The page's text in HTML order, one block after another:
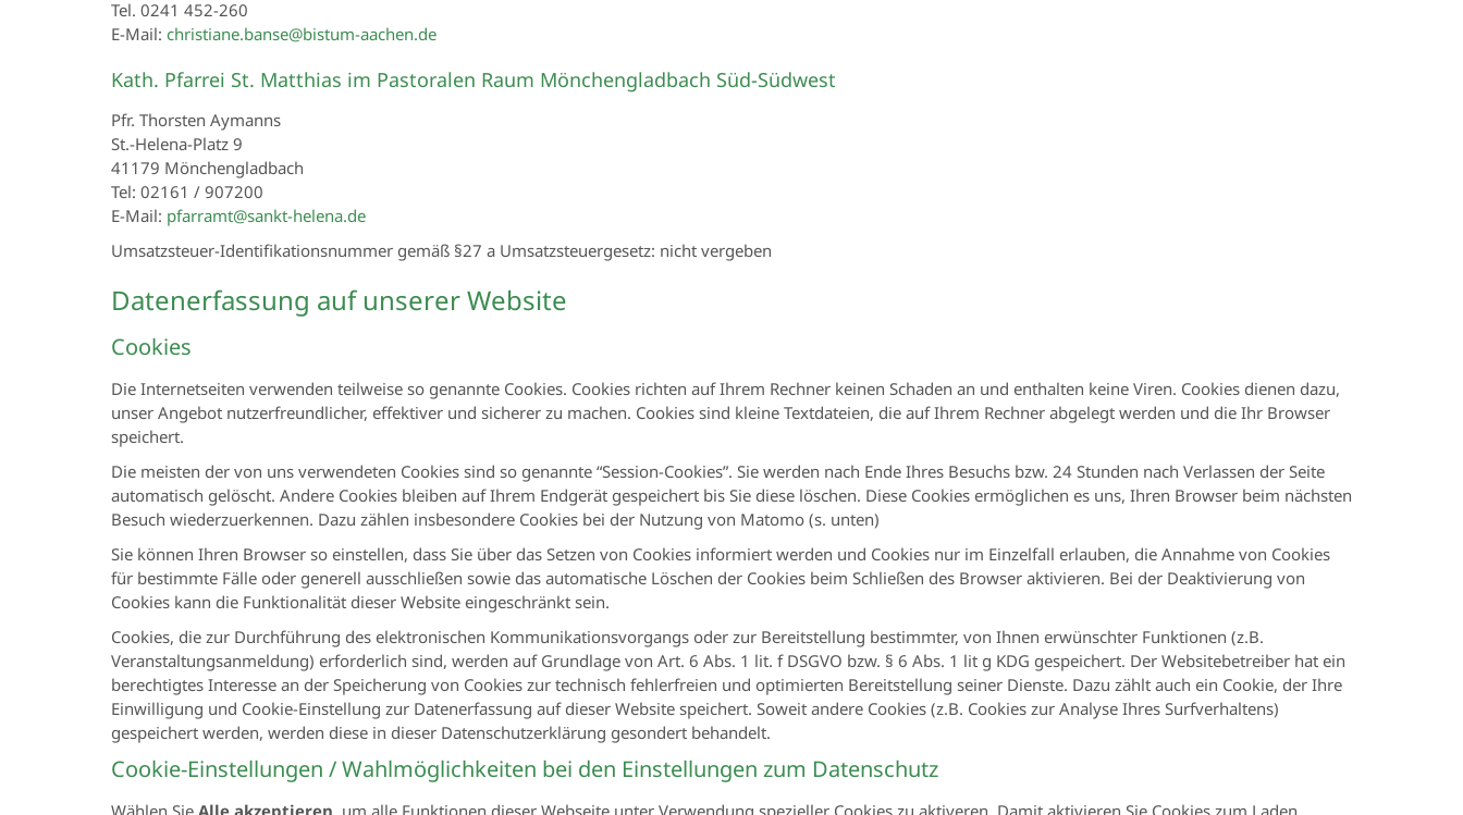
Tel. 0241 452-260
E-Mail: christiane.banse@bistum-aachen.de
Kath. Pfarrei St. Matthias im Pastoralen Raum Mönchengladbach Süd-Südwest
Pfr. Thorsten Aymanns
St.-Helena-Platz 9
41179 Mönchengladbach
Tel: 02161 / 907200
E-Mail: pfarramt@sankt-helena.de
Umsatzsteuer-Identifikationsnummer gemäß §27 a Umsatzsteuergesetz: nicht vergeben
Datenerfassung auf unserer Website
Cookies
Die Internetseiten verwenden teilweise so genannte Cookies. Cookies richten auf Ihrem Rechner keinen Schaden an und enthalten keine Viren. Cookies dienen dazu,
unser Angebot nutzerfreundlicher, effektiver und sicherer zu machen. Cookies sind kleine Textdateien, die auf Ihrem Rechner abgelegt werden und die Ihr Browser
speichert.
Die meisten der von uns verwendeten Cookies sind so genannte “Session-Cookies”. Sie werden nach Ende Ihres Besuchs bzw. 24 Stunden nach Verlassen der Seite
automatisch gelöscht. Andere Cookies bleiben auf Ihrem Endgerät gespeichert bis Sie diese löschen. Diese Cookies ermöglichen es uns, Ihren Browser beim nächsten
Besuch wiederzuerkennen. Dazu zählen insbesondere Cookies bei der Nutzung von Matomo (s. unten)
Sie können Ihren Browser so einstellen, dass Sie über das Setzen von Cookies informiert werden und Cookies nur im Einzelfall erlauben, die Annahme von Cookies
für bestimmte Fälle oder generell ausschließen sowie das automatische Löschen der Cookies beim Schließen des Browser aktivieren. Bei der Deaktivierung von
Cookies kann die Funktionalität dieser Website eingeschränkt sein.
Cookies, die zur Durchführung des elektronischen Kommunikationsvorgangs oder zur Bereitstellung bestimmter, von Ihnen erwünschter Funktionen (z.B.
Veranstaltungsanmeldung) erforderlich sind, werden auf Grundlage von Art. 6 Abs. 1 lit. f DSGVO bzw. § 6 Abs. 1 lit g KDG gespeichert. Der Websitebetreiber hat ein
berechtigtes Interesse an der Speicherung von Cookies zur technisch fehlerfreien und optimierten Bereitstellung seiner Dienste. Dazu zählt auch ein Cookie, der Ihre
Einwilligung und Cookie-Einstellung zur Datenerfassung auf dieser Website speichert. Soweit andere Cookies (z.B. Cookies zur Analyse Ihres Surfverhaltens)
gespeichert werden, werden diese in dieser Datenschutzerklärung gesondert behandelt.
Cookie-Einstellungen / Wahlmöglichkeiten bei den Einstellungen zum Datenschutz
Wählen Sie Alle akzeptieren , um alle Funktionen dieser Webseite unter Verwendung spezieller Cookies zu aktiveren. Damit aktivieren Sie Cookies zum Laden